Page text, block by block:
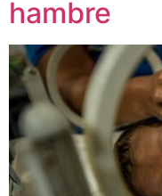
hambre